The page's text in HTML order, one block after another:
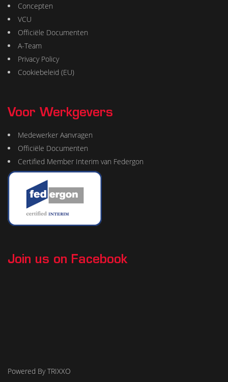
Concepten
VCU
Officiële Documenten
A-Team
Privacy Policy
Cookiebeleid (EU)
Voor Werkgevers
Medewerker Aanvragen
Officiële Documenten
Certified Member Interim van Federgon
Join us on Facebook
Powered By TRIXXO